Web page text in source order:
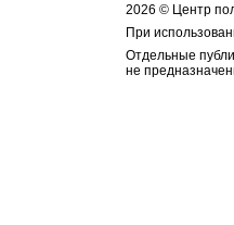
2026 © Центр
При
Отдельные
не